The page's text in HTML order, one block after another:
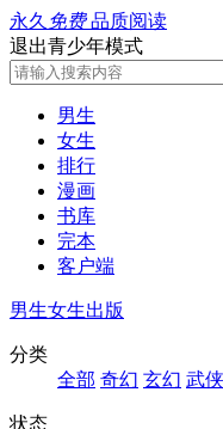
永久 免费品质阅读
退出青少年模式
男生
女生
排行
漫画
书库
完本
客户端
男生女生出版
分类
全部 奇幻 玄幻 武侠
状态